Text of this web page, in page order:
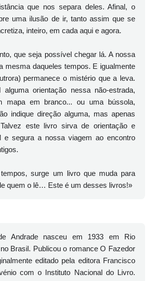
que nos separa deles. Afinal, o
uma ilusão de ir, tanto assim que se
inteiro, em cada aqui e agora.
que seja possível chegar lá. A nossa
mesma daqueles tempos. E igualmente
permanece o mistério que a leva.
orientação nessa não-estrada,
mapa em branco... ou uma bússola,
indique direção alguma, mas apenas
Talvez este livro sirva de orientação e
e segura a nossa viagem ao encontro
surge um livro que muda para
quem o lê… Este é um desses livros!»
Andrade nasceu em 1933 em Rio
Brasil. Publicou o romance O Fazedor
editado pela editora Francisco
com o Instituto Nacional do Livro.